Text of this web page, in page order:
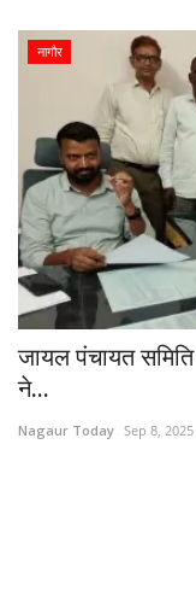
नागौर
जायल पंचायत
ने...
Nagaur Today Sep 8, 2025